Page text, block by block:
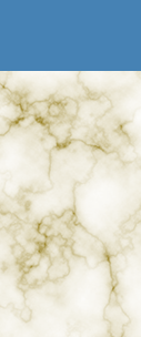
Ai